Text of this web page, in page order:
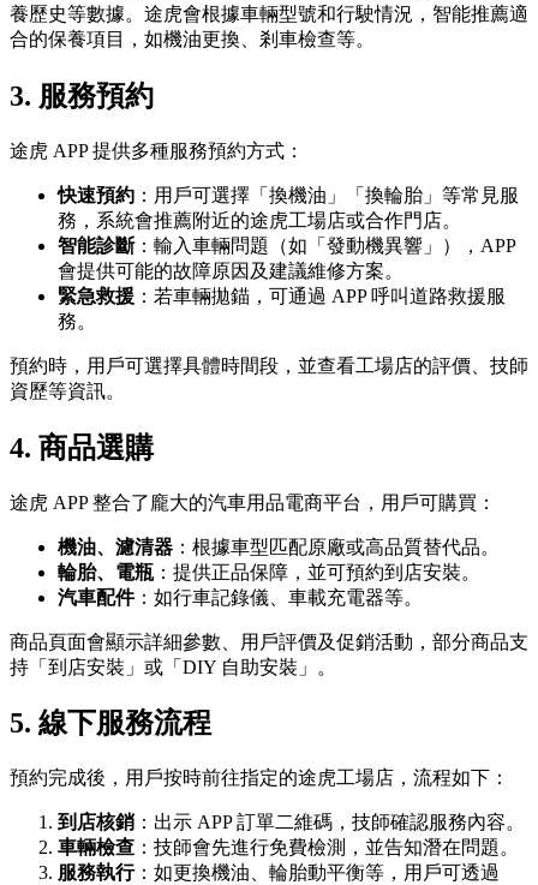
養歷史等數據。途虎會根據車輛型號和行駛情況，智能推薦適
合的保養項目，如機油更換、剎車檢查等。
3. 服務預約
途虎 APP 提供多種服務預約方式：
快速預約 ：用戶可選擇「換機油」「換輪胎」等常見服
務，系統會推薦附近的途虎工場店或合作門店。
智能診斷：輸入車輛問題（如「發動機異響」），APP
會提供可能的故障原因及建議維修方案。
緊急救援 ：若車輛拋錨，可通過 APP 呼叫道路救援服
務。
預約時，用戶可選擇具體時間段，並查看工場店的評價、技師
資歷等資訊。
4. 商品選購
途虎 APP 整合了龐大的汽車用品電商平台，用戶可購買：
機油、濾清器 ：根據車型匹配原廠或高品質替代品。
輪胎、電瓶 ：提供正品保障，並可預約到店安裝。
汽車配件：如行車記錄儀、車載充電器等。
商品頁面會顯示詳細參數、用戶評價及促銷活動，部分商品支
持「到店安裝」或「DIY 自助安裝」。
5. 線下服務流程
預約完成後，用戶按時前往指定的途虎工場店，流程如下：
到店核銷 ：出示 APP 訂單二維碼，技師確認服務內容。
車輛檢查 ：技師會先進行免費檢測，並告知潛在問題。
服務執行：如更換機油、輪胎動平衡等，用戶可透過